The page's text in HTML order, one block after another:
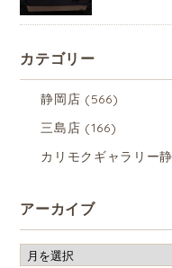
カテゴリー
静岡店 (566)
三島店 (166)
カリモクギャラリー
アーカイブ